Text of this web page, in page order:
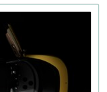
на продажу
цена и время полета
интеллект
Siri за $1 млрд в
не потеряются
Samsung Micro RGB